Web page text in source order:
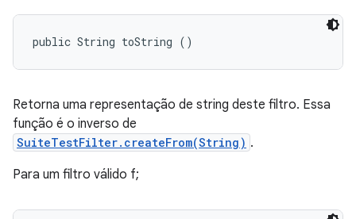
public String toString ()
Retorna uma representação de string deste filtro. Essa
função é o inverso de
SuiteTestFilter.createFrom(String) .
Para um filtro válido f;